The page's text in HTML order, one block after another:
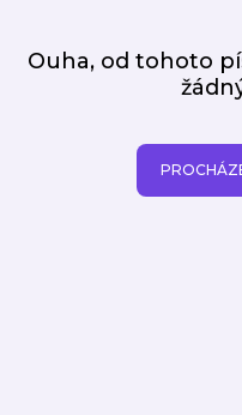
Ouha, od tohoto